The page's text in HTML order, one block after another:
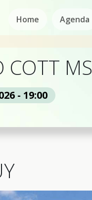
Home Agenda
COTT MS
- 19:00